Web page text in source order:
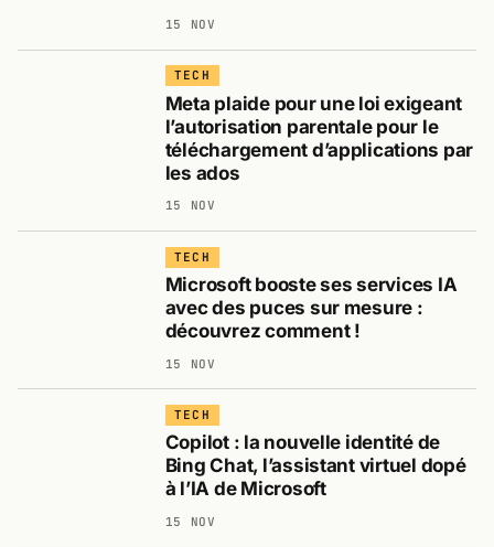
15 NOV
TECH
Meta plaide pour une loi exigeant
l’autorisation parentale pour le
téléchargement d’applications par
les ados
15 NOV
TECH
Microsoft booste ses services IA
avec des puces sur mesure :
découvrez comment !
15 NOV
TECH
Copilot : la nouvelle identité de
Bing Chat, l’assistant virtuel dopé
à l’IA de Microsoft
15 NOV